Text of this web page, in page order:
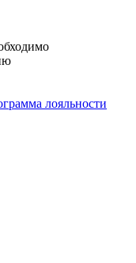
лояльности